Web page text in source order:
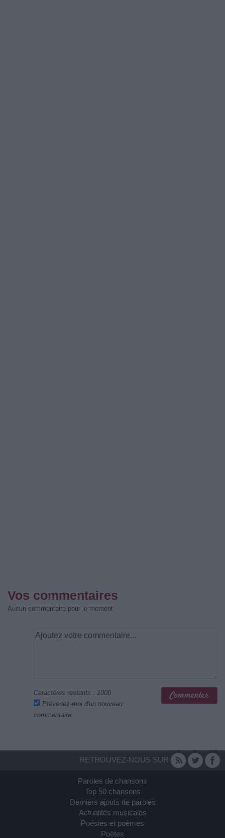
Vos commentaires
Aucun commentaire pour le moment
Caractères restants : 1000
Prévenez-moi d'un nouveau
commentaire
RETROUVEZ-NOUS SUR
Paroles de chansons
Top 50 chansons
Derniers ajouts de paroles
Actualités musicales
Poésies et poèmes
Poètes